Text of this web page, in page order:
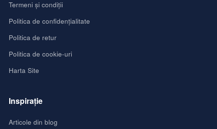
Termeni și condiții
Politica de confidențialitate
Politica de retur
Politica de cookie-uri
Harta Site
Inspirație
Articole din blog